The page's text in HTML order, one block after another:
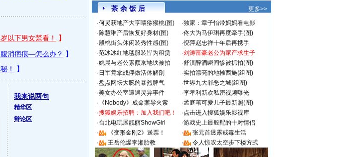
我来说两句
精华区
辩论区
茶 余 饭 后
更多>>
·何炅获地产大亨喂猕猴桃(图) ·独家：章子怡带妈妈看电影
·陈慧琳产后恢复好身材(图) ·佟大为马伊琍再度牵手(图)
·殷桃街头休闲装秀性感(图) ·倪萍赵忠祥十年后再携手
·范冰冰红地毯服装皆为租赁 ·刘涛富豪老公为家产求生子
·姚晨与老公素颜乘地铁被拍 ·舒淇醉酒瞬间惨被抓拍(图)
· 日军竟拿战俘做活体解剖 ·实拍漂亮的地摊西施(组图)
·盘点网坛大腕的暴烈脾气 ·世界九大罪恶之城(组图)
·美女办公室遭遇灵异事件 ·李孝利新欢私密视频曝光
· 《Nobody》成命案导火索 ·孟庭苇可爱儿子最新照(图)
·搜狐娱乐招聘：加入我们吧！ ·点击进入搜狐娱乐影视库
·台北电玩展靓丽ShowGirl ·游戏史上最般配的十对情侣
·
《变形金刚2》送票！ ·
张元首透露戒毒生活
·
王岳伦爆李湘胎教 · 令人惊叹太空步下楼方式